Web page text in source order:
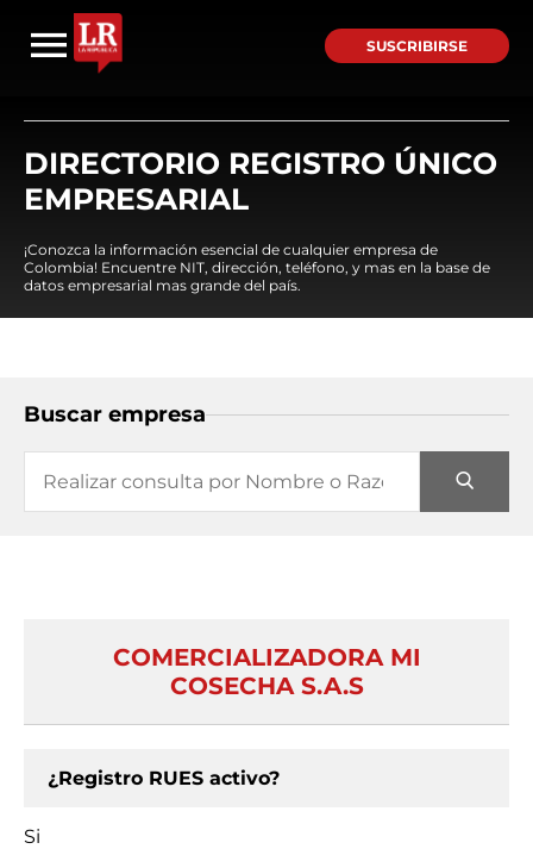
SUSCRIBIRSE
DIRECTORIO REGISTRO ÚNICO
EMPRESARIAL
¡Conozca la información esencial de cualquier empresa de
Colombia! Encuentre NIT, dirección, teléfono, y mas en la base de
datos empresarial mas grande del país.
Buscar empresa
COMERCIALIZADORA MI
COSECHA S.A.S
¿Registro RUES activo?
Si